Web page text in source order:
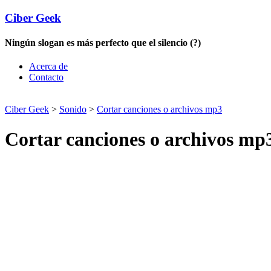
Ciber Geek
Ningún slogan es más perfecto que el silencio (?)
Acerca de
Contacto
Ciber Geek > Sonido > Cortar canciones o archivos mp3
Cortar canciones o archivos